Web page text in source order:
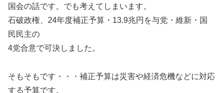
国会の話です。でも考えてしまいます。
石破政権、24年度補正予算・13.9兆円を与党・維新・国
民民主の
4党合意で可決しました。
そもそもです・・・補正予算は災害や経済危機などに対応
する予算です。